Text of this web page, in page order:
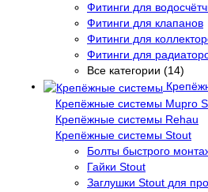
Фитинги для
Фитинги для клапанов
Фитинги для
Фитинги для
Все категории (14)
Крепёжные системы Mupro
Крепёжные системы Rehau
Крепёжные системы Stout
Болты быстрого
Гайки Stout
Заглушки Stout для